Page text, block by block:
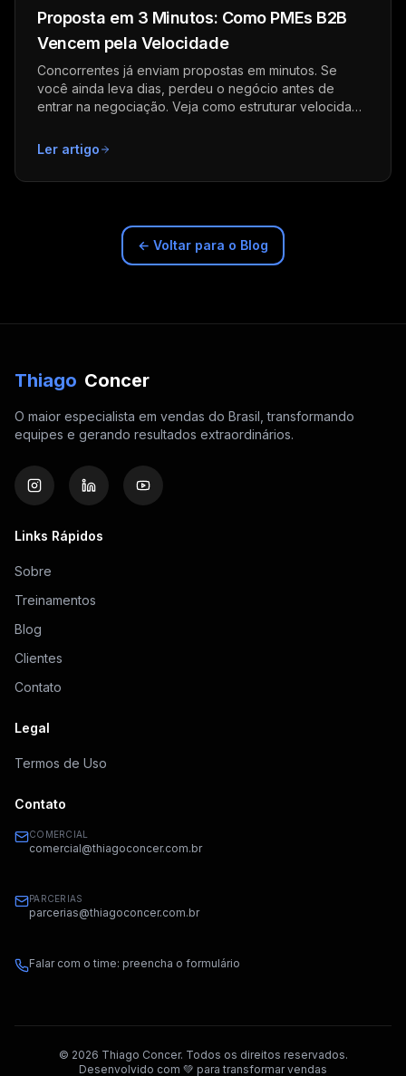
Proposta em 3 Minutos: Como PMEs B2B
Vencem pela Velocidade
Concorrentes já enviam propostas em minutos. Se
você ainda leva dias, perdeu o negócio antes de
entrar na negociação. Veja como estruturar velocidade
Ler artigo
← Voltar para o Blog
Thiago Concer
O maior especialista em vendas do Brasil, transformando
equipes e gerando resultados extraordinários.
Links Rápidos
Sobre
Treinamentos
Blog
Clientes
Contato
Legal
Termos de Uso
Contato
COMERCIAL
comercial@thiagoconcer.com.br
PARCERIAS
parcerias@thiagoconcer.com.br
Falar com o time: preencha o formulário
© 2026 Thiago Concer. Todos os direitos reservados.
Desenvolvido com 💚 para transformar vendas